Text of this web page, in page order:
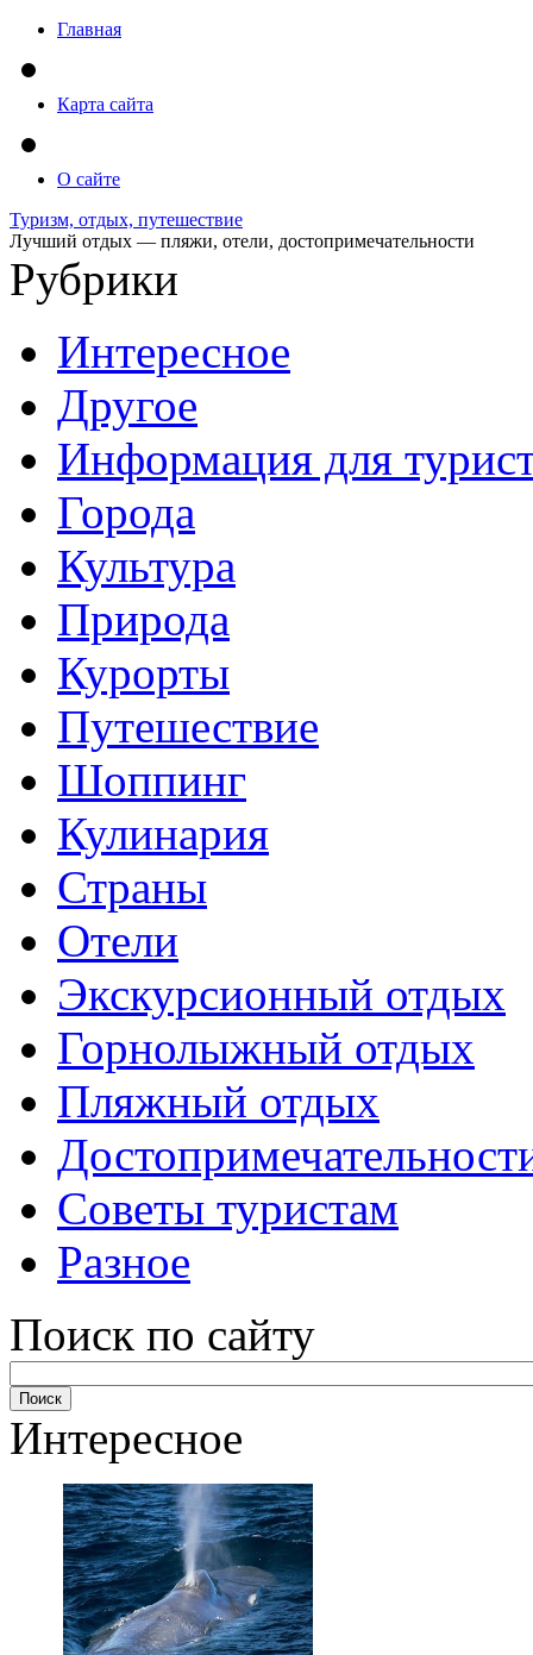
Главная
Карта сайта
О сайте
Туризм, отдых, путешествие
Лучший отдых — пляжи, отели, достопримечательности
Рубрики
Интересное
Другое
Информация для
Города
Культура
Природа
Курорты
Путешествие
Шоппинг
Кулинария
Страны
Отели
Экскурсионный отдых
Горнолыжный отдых
Пляжный отдых
Советы туристам
Разное
Поиск по сайту
Интересное